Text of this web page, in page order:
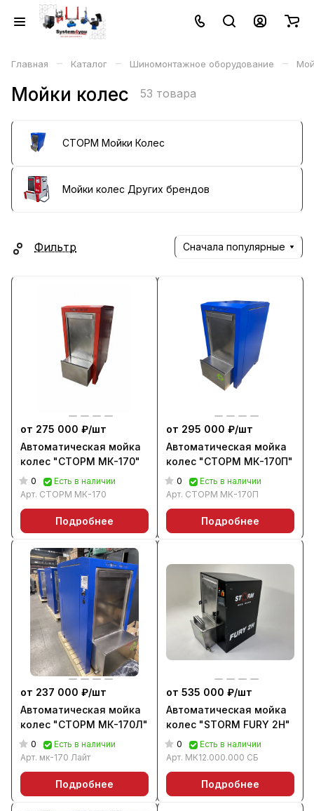
Главная – Каталог – Шиномонтажное оборудование –
Мойки колес 53 товара
СТОРМ Мойки Колес
Мойки колес Других брендов
Фильтр Сначала популярные
от 275 000 ₽/шт
Автоматическая мойка
колес "СТОРМ МК-170"
0
Есть в наличии
Арт. СТОРМ МК-170
Подробнее
от 295 000 ₽/шт
Автоматическая мойка
колес "СТОРМ МК-170П"
0
Есть в наличии
Арт. СТОРМ МК-170П
Подробнее
от 237 000 ₽/шт
Автоматическая мойка
колес "СТОРМ МК-170Л"
0
Есть в наличии
Арт. мк-170 Лайт
Подробнее
от 535 000 ₽/шт
Автоматическая мойка
колес "STORM FURY 2H"
0
Есть в наличии
Арт. МК12.000.000 СБ
Подробнее